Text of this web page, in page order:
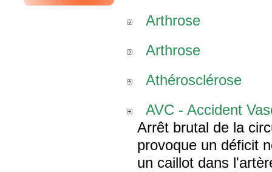
Arthrose
Arthrose
Athérosclérose
AVC - Accident
Arrêt brutal de la
provoque un déficit
un caillot dans